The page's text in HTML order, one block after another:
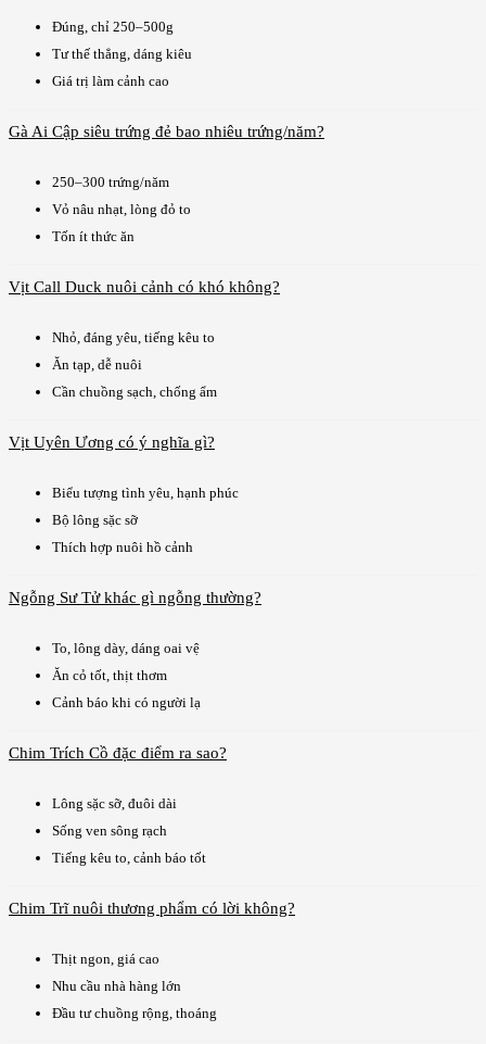
Đúng, chỉ 250–500g
Tư thế thẳng, dáng kiêu
Giá trị làm cảnh cao
Gà Ai Cập siêu trứng đẻ bao nhiêu trứng/năm?
250–300 trứng/năm
Vỏ nâu nhạt, lòng đỏ to
Tốn ít thức ăn
Vịt Call Duck nuôi cảnh có khó không?
Nhỏ, đáng yêu, tiếng kêu to
Ăn tạp, dễ nuôi
Cần chuồng sạch, chống ẩm
Vịt Uyên Ương có ý nghĩa gì?
Biểu tượng tình yêu, hạnh phúc
Bộ lông sặc sỡ
Thích hợp nuôi hồ cảnh
Ngỗng Sư Tử khác gì ngỗng thường?
To, lông dày, dáng oai vệ
Ăn cỏ tốt, thịt thơm
Cảnh báo khi có người lạ
Chim Trích Cồ đặc điểm ra sao?
Lông sặc sỡ, đuôi dài
Sống ven sông rạch
Tiếng kêu to, cảnh báo tốt
Chim Trĩ nuôi thương phẩm có lời không?
Thịt ngon, giá cao
Nhu cầu nhà hàng lớn
Đầu tư chuồng rộng, thoáng